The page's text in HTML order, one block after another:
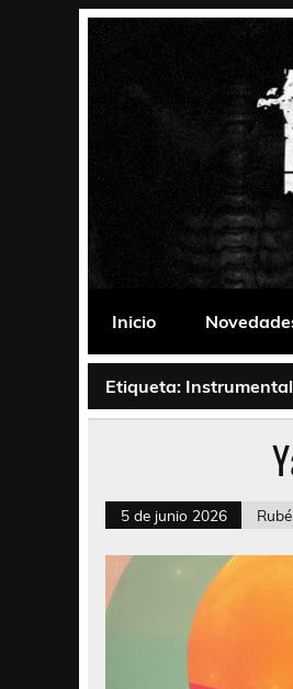
La
Inicio
Etiqueta: Instrumental
5 de junio 2026